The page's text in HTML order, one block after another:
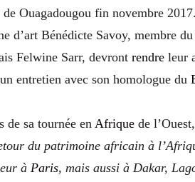
Ouagadougou fin novembre
d’art Bénédicte Savoy, membre
Felwine Sarr, devront rendre leur
entretien avec son homologue du
de sa tournée en Afrique de
du patrimoine africain à
à Paris, mais aussi à Dakar,